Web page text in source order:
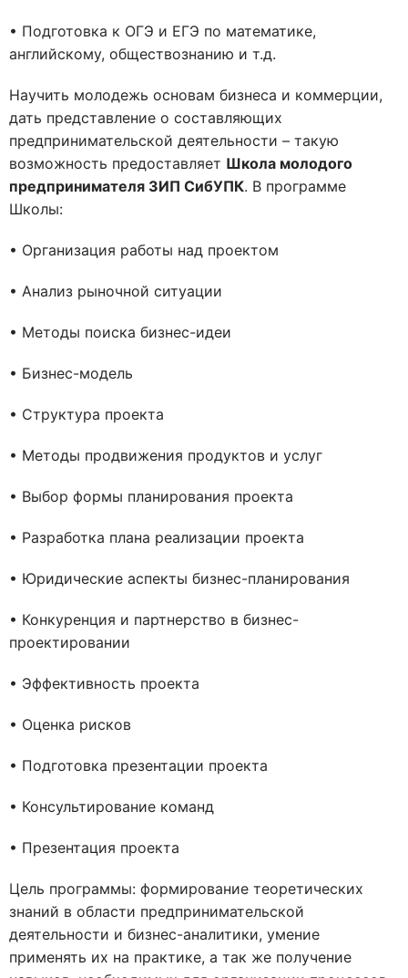
• Подготовка к ОГЭ и ЕГЭ по математике,
английскому, обществознанию и т.д.
Научить молодежь основам бизнеса и коммерции,
дать представление о составляющих
предпринимательской деятельности – такую
возможность предоставляет Школа молодого
предпринимателя ЗИП СибУПК. В программе
Школы:
• Организация работы над проектом
• Анализ рыночной ситуации
• Методы поиска бизнес-идеи
• Бизнес-модель
• Структура проекта
• Методы продвижения продуктов и услуг
• Выбор формы планирования проекта
• Разработка плана реализации проекта
• Юридические аспекты бизнес-планирования
• Конкуренция и партнерство в бизнес-
проектировании
• Эффективность проекта
• Оценка рисков
• Подготовка презентации проекта
• Консультирование команд
• Презентация проекта
Цель программы: формирование теоретических
знаний в области предпринимательской
деятельности и бизнес-аналитики, умение
применять их на практике, а так же получение